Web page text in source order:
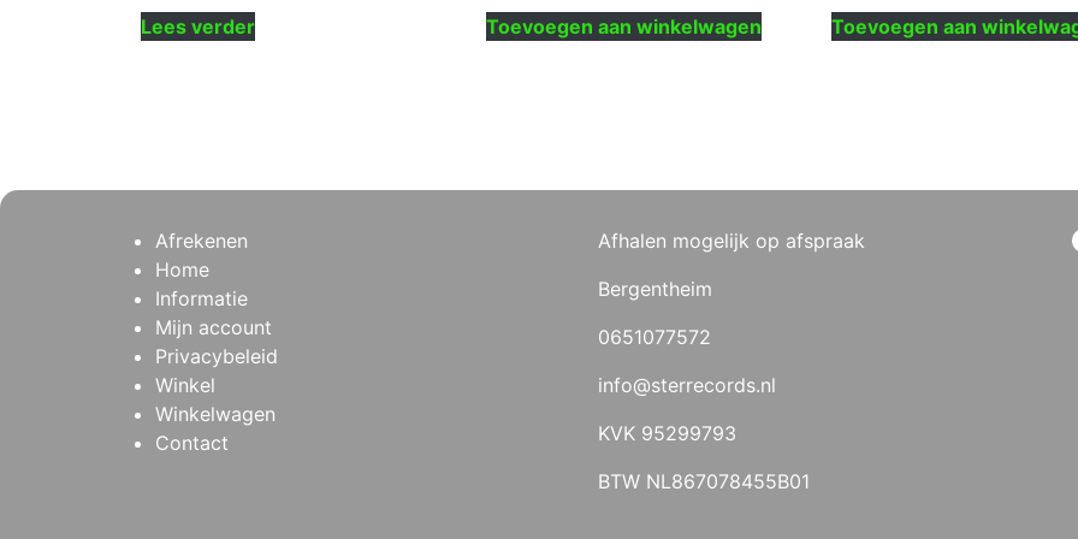
Lees verder Toevoegen aan winkelwagen Toevoegen aan
Afrekenen
Home
Informatie
Mijn account
Privacybeleid
Winkel
Winkelwagen
Contact
Afhalen mogelijk op afspraak
Bergentheim
0651077572
info@sterrecords.nl
KVK 95299793
BTW NL867078455B01